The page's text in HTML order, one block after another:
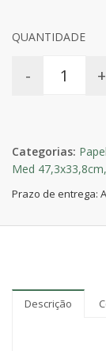
QUANTIDADE
- +
Categorias:
Med 47,3x33,8cm,
Prazo de entrega:
Descrição